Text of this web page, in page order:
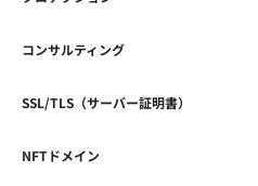
コンサルティング
SSL/TLS（サーバー証明書）
NFTドメイン